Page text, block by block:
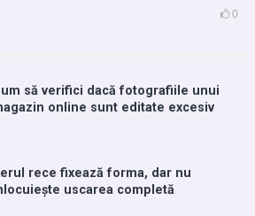
0
să verifici dacă fotografiile unui
online sunt editate excesiv
rece fixează forma, dar nu
uscarea completă